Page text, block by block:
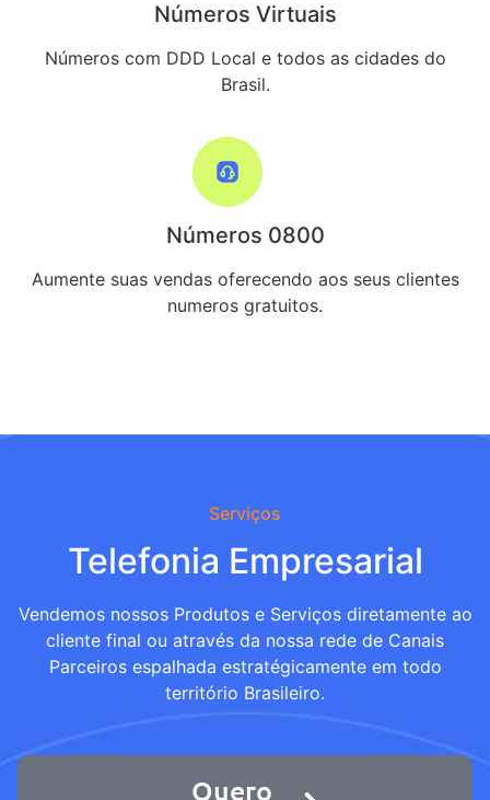
Números Virtuais
Números com DDD Local e todos as cidades do
Brasil.
Números 0800
Aumente suas vendas oferecendo aos seus clientes
numeros gratuitos.
Serviços
Telefonia Empresarial
Vendemos nossos Produtos e Serviços diretamente ao
cliente final ou através da nossa rede de Canais
Parceiros espalhada estratégicamente em todo
território Brasileiro.
Quero